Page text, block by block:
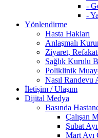
-
-
Yönlendirme
Hasta Hakları
Anlaşmalı
Ziyaret,
Sağlık Kurulu
Poliklinik
Nasıl Randevu
İletişim / Ulaşım
Dijital Medya
Basında
Çalışan
Şubat
Mart Ayı